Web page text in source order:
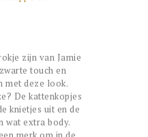
zijn van Jamie
touch en
met deze look.
De kattenkopjes
knietjes uit en de
wat extra body.